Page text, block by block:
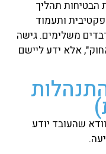
הבטיחות תהליך
ותעמוד
משלימים. גישה
אלא ידע ליישם
שהעובד יודע